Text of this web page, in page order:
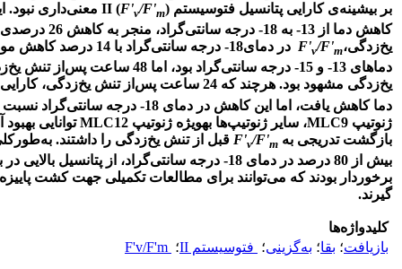
بر بیشینه‌ی کارایی پتانسیل فتوسیستم II (F'v/F'm) معنی‌داری نبود. این درحالی است که در ژنوتیپ
کاهش دما از 13- به 18- درجه سانتی‌گراد، منجر به کاهش 26 درصدی
یخ‌زدگی،
F'v/F'm
در دمای18- درجه
دماهای 13- و 15- درجه سانتی‌گراد
یخ‌زدگی مشهود بود. هرچند که 24 ساعت پس‌از تنش یخ‌زدگی، کارایی عملیاتی فتوسیستم
دما کاهش یافت، اما این کاهش در دمای
ژنوتیپ MLC9، سایر ژنوتیپ‌ها به­ویژه ژنوتیپ MLC12
بازگشت تدریجی به
F'v/F'm
قبل از تنش یخ‌زدگی را داشتند.
بیش از 80 درصد در دمای 18- درجه سانتی‌گراد، از پتانسیل بالایی در بازیابی عملکرد فتوسیستم
برخوردار بودند که می‌توانند برای مطالعات تکمیلی جهت کشت
گیرند.
کلیدواژه‌ها
بازیافت؛ بقا؛ به‌گزینی؛ فتوسیستم II ؛